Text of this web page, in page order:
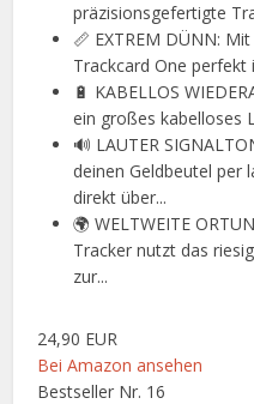
präzisionsgefertigte
📏 EXTREM DÜNN:
Trackcard One perfekt
🔋 KABELLOS
ein großes kabelloses
🔊 LAUTER
deinen Geldbeutel per
direkt über...
🌍 WELTWEITE
Tracker nutzt das
zur...
24,90 EUR
Bei Amazon ansehen
Bestseller Nr. 16